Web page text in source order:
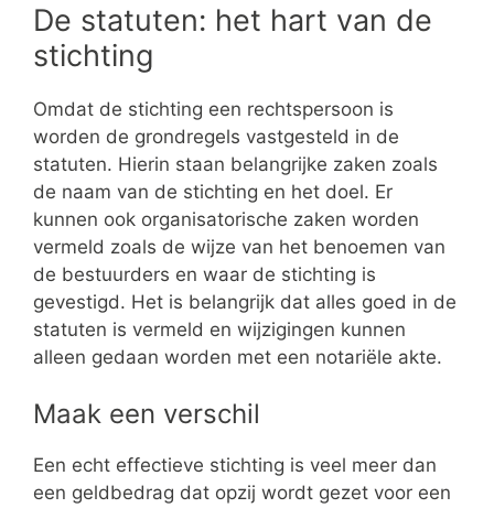
De statuten: het hart van de
stichting
Omdat de stichting een rechtspersoon is
worden de grondregels vastgesteld in de
statuten. Hierin staan belangrijke zaken zoals
de naam van de stichting en het doel. Er
kunnen ook organisatorische zaken worden
vermeld zoals de wijze van het benoemen van
de bestuurders en waar de stichting is
gevestigd. Het is belangrijk dat alles goed in de
statuten is vermeld en wijzigingen kunnen
alleen gedaan worden met een notariële akte.
Maak een verschil
Een echt effectieve stichting is veel meer dan
een geldbedrag dat opzij wordt gezet voor een